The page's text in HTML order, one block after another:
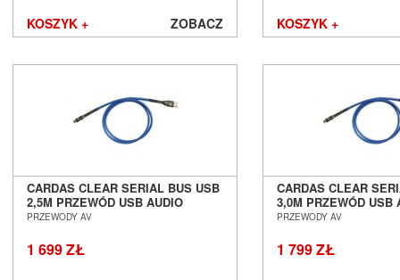
KOSZYK + ZOBACZ KOSZYK +
CARDAS CLEAR SERIAL BUS USB
2,5M PRZEWÓD USB AUDIO
SALON POZNAŃ WROCŁAW
PRZEWODY AV
1 699 ZŁ
CARDAS CLEAR
3,0M PRZEWÓD USB
SALON POZNAŃ
PRZEWODY AV
1 799 ZŁ